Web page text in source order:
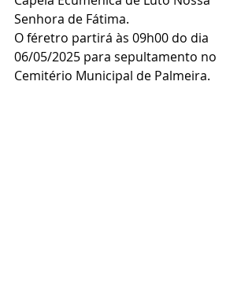
Senhora de Fátima.
O féretro partirá às 09h00 do dia
06/05/2025 para sepultamento no
Cemitério Municipal de Palmeira.